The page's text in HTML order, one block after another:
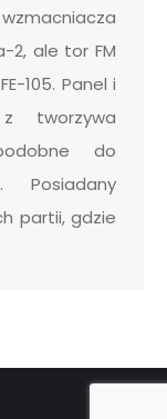
2, ale tor FM
105. Panel i
tworzywa
do
Posiadany
partii, gdzie